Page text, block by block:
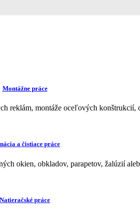
Montážne práce
reklám, montáže oceľových
a čistiace práce
okien, obkladov, parapetov, žalúzií
Natieračské práce